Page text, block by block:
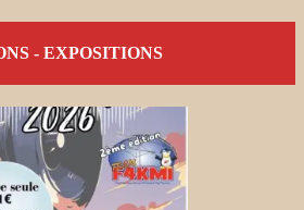
- EXPOSITIONS